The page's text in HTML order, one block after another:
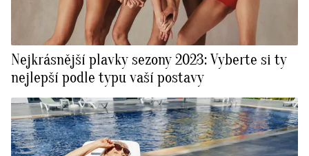
Nejkrásnější plavky sezony 2023: Vyberte si ty
nejlepší podle typu vaší postavy